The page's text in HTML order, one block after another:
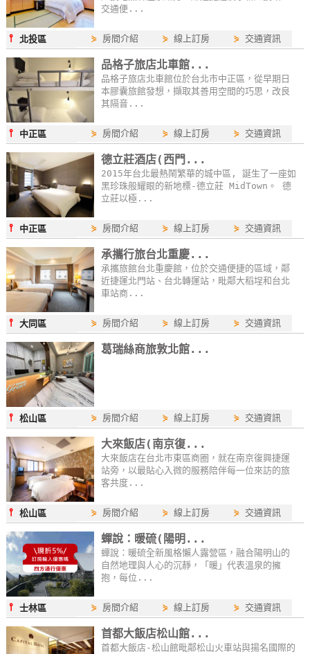
交通便...
⫯北投區 ⋟ 房間介紹 ⋟線上訂房 ⋟ 交通資訊
品格子旅店北車館...
品格子旅店北車館位於台北市中正區，從早期日
本膠囊旅館發想，擷取其善用空間的巧思，改良
其隔音...
⫯ 中正區 ⋟ 房間介紹 ⋟線上訂房 ⋟ 交通資訊
德立莊酒店(西門...
2015年台北最熱鬧繁華的城中區, 誕生了一座如
黑珍珠般耀眼的新地標-德立莊 MidTown。 德
立莊以極...
⫯ 中正區 ⋟ 房間介紹 ⋟線上訂房 ⋟ 交通資訊
承攜行旅台北重慶...
承攜旅館台北重慶館，位於交通便捷的區域，鄰
近捷運北門站、台北轉運站，毗鄰大稻埕和台北
車站商...
⫯大同區 ⋟ 房間介紹 ⋟線上訂房 ⋟ 交通資訊
葛瑞絲商旅敦北館...
⫯松山區 ⋟ 房間介紹 ⋟線上訂房 ⋟ 交通資訊
大來飯店(南京復...
大來飯店在台北市東區商圈，就在南京復興捷運
站旁，以最貼心入微的服務陪伴每一位來訪的旅
客共度...
⫯松山區 ⋟ 房間介紹 ⋟線上訂房 ⋟ 交通資訊
蟬說：暖硫(陽明...
蟬說：暖硫全新風格懶人露營區，融合陽明山的
自然地理與人心的沉靜，「暖」代表溫泉的擁
抱，每位...
⫯士林區 ⋟ 房間介紹 ⋟線上訂房 ⋟ 交通資訊
首都大飯店松山館...
首都大飯店-松山館毗鄰松山火車站與揚名國際的